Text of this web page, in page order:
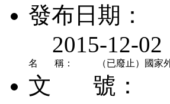
發布日期：
2015-12-02
名 稱： （已廢止）國
文 號：